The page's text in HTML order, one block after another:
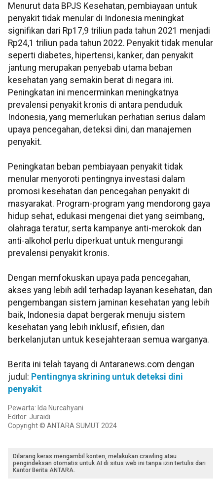
Menurut data BPJS Kesehatan, pembiayaan untuk
penyakit tidak menular di Indonesia meningkat
signifikan dari Rp17,9 triliun pada tahun 2021 menjadi
Rp24,1 triliun pada tahun 2022. Penyakit tidak menular
seperti diabetes, hipertensi, kanker, dan penyakit
jantung merupakan penyebab utama beban
kesehatan yang semakin berat di negara ini.
Peningkatan ini mencerminkan meningkatnya
prevalensi penyakit kronis di antara penduduk
Indonesia, yang memerlukan perhatian serius dalam
upaya pencegahan, deteksi dini, dan manajemen
penyakit.
Peningkatan beban pembiayaan penyakit tidak
menular menyoroti pentingnya investasi dalam
promosi kesehatan dan pencegahan penyakit di
masyarakat. Program-program yang mendorong gaya
hidup sehat, edukasi mengenai diet yang seimbang,
olahraga teratur, serta kampanye anti-merokok dan
anti-alkohol perlu diperkuat untuk mengurangi
prevalensi penyakit kronis.
Dengan memfokuskan upaya pada pencegahan,
akses yang lebih adil terhadap layanan kesehatan, dan
pengembangan sistem jaminan kesehatan yang lebih
baik, Indonesia dapat bergerak menuju sistem
kesehatan yang lebih inklusif, efisien, dan
berkelanjutan untuk kesejahteraan semua warganya.
Berita ini telah tayang di Antaranews.com dengan
judul: Pentingnya skrining untuk deteksi dini
penyakit
Pewarta: Ida Nurcahyani
Editor: Juraidi
Copyright © ANTARA SUMUT 2024
Dilarang keras mengambil konten, melakukan crawling atau
pengindeksan otomatis untuk AI di situs web ini tanpa izin tertulis dari
Kantor Berita ANTARA.